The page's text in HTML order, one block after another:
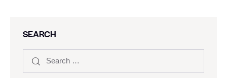
SEARCH